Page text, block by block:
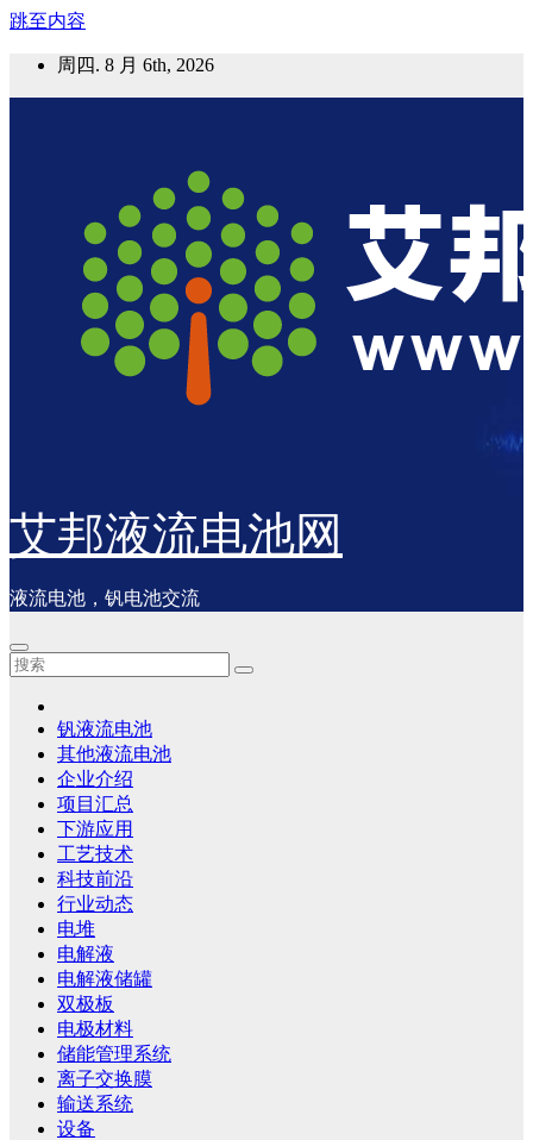
跳至内容
周四. 8 月 6th, 2026
艾邦液流电池网
液流电池，钒电池交流
钒液流电池
其他液流电池
企业介绍
项目汇总
下游应用
工艺技术
科技前沿
行业动态
电堆
电解液
电解液储罐
双极板
电极材料
储能管理系统
离子交换膜
输送系统
设备